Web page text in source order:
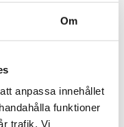
Om
anpassa innehållet
funktioner
trafik. Vi